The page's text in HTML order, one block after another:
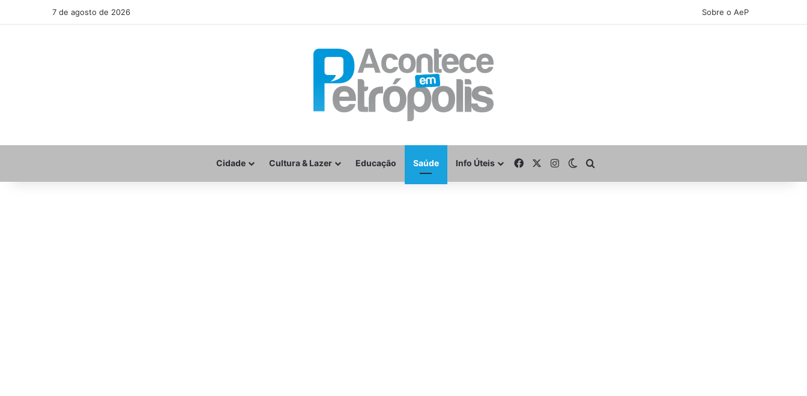
7 de agosto de 2026 Sobre o AeP
Cidade Cultura & Lazer Educação Saúde Info Úteis FacebookInstagramSwitch skin